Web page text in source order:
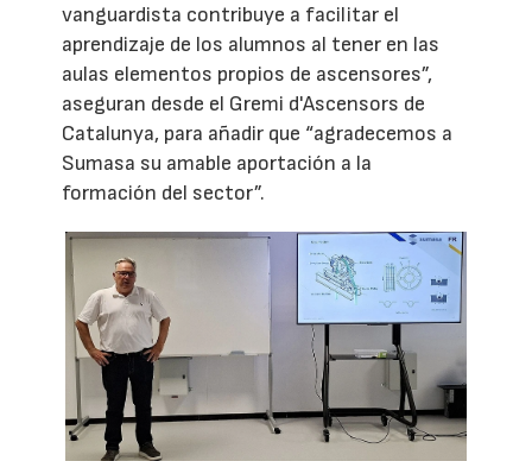
vanguardista contribuye a facilitar el
aprendizaje de los alumnos al tener en las
aulas elementos propios de ascensores”,
aseguran desde el Gremi d'Ascensors de
Catalunya, para añadir que “agradecemos a
Sumasa su amable aportación a la
formación del sector”.